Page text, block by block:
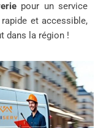
pour un service
rapide et accessible,
dans la région !